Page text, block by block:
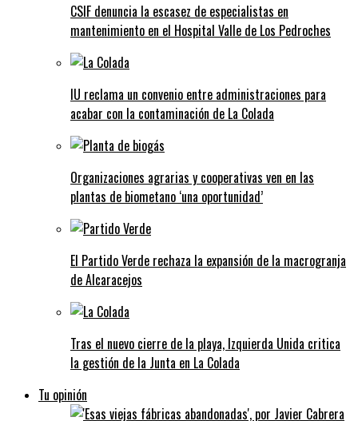
CSIF denuncia la escasez de especialistas en
mantenimiento en el Hospital Valle de Los Pedroches
IU reclama un convenio entre administraciones para
acabar con la contaminación de La Colada
Organizaciones agrarias y cooperativas ven en las
plantas de biometano ‘una oportunidad’
El Partido Verde rechaza la expansión de la macrogranja
de Alcaracejos
Tras el nuevo cierre de la playa, Izquierda Unida critica
la gestión de la Junta en La Colada
Tu opinión